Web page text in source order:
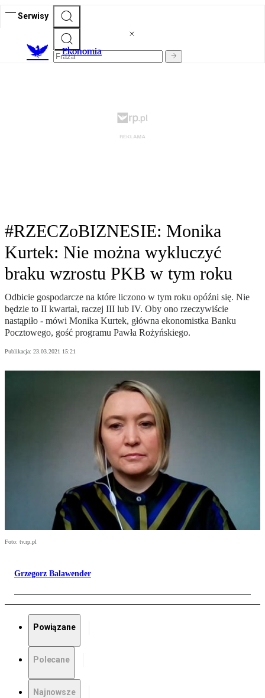
Serwisy
Ekonomia
#RZECZoBIZNESIE: Monika
Kurtek: Nie można wykluczyć
braku wzrostu PKB w tym roku
Odbicie gospodarcze na które liczono w tym roku opóźni się. Nie
będzie to II kwartał, raczej III lub IV. Oby ono rzeczywiście
nastąpiło - mówi Monika Kurtek, główna ekonomistka Banku
Pocztowego, gość programu Pawła Rożyńskiego.
Publikacja: 23.03.2021 15:21
Foto: tv.rp.pl
Grzegorz Balawender
Powiązane
Polecane
Najnowsze